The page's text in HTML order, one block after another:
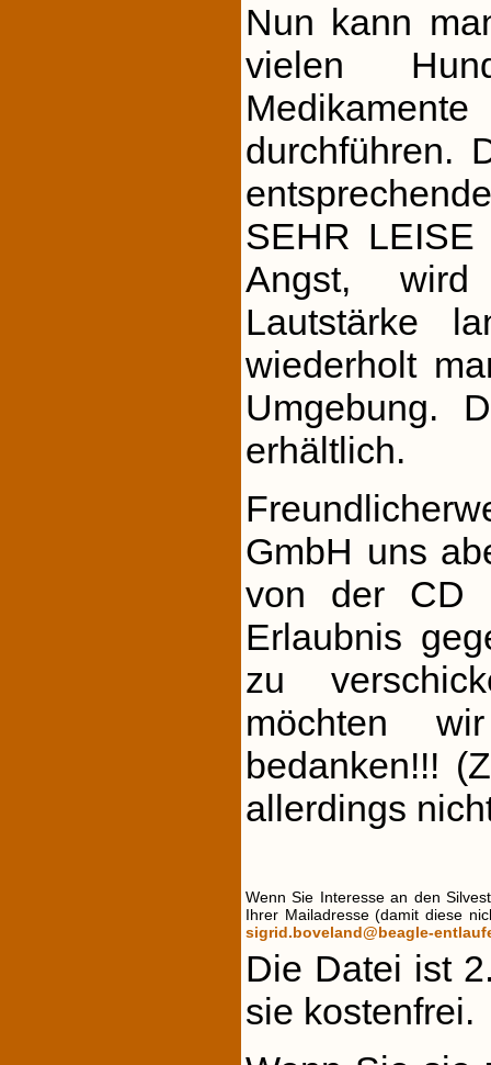
Nun kann
vielen
durchführen.
SEHR
Angst,
Lautstärke
wiederholt
Umgebung.
erhältlich.
GmbH uns
von der CD
Erlaubnis
zu
möchten
bedanken!!!
allerdings
Wenn Sie Interesse an den
Ihrer Mailadresse (damit diese
sigrid.boveland@beagle-
Die Datei ist
sie kostenfrei.